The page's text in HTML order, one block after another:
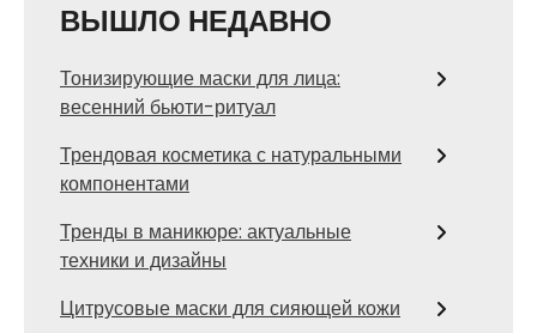
ВЫШЛО НЕДАВНО
Тонизирующие маски для лица:
весенний бьюти-ритуал
Трендовая косметика с натуральными
компонентами
Тренды в маникюре: актуальные
техники и дизайны
Цитрусовые маски для сияющей кожи